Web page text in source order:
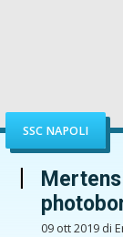
SSC NAPOLI
09 ott 2019 di